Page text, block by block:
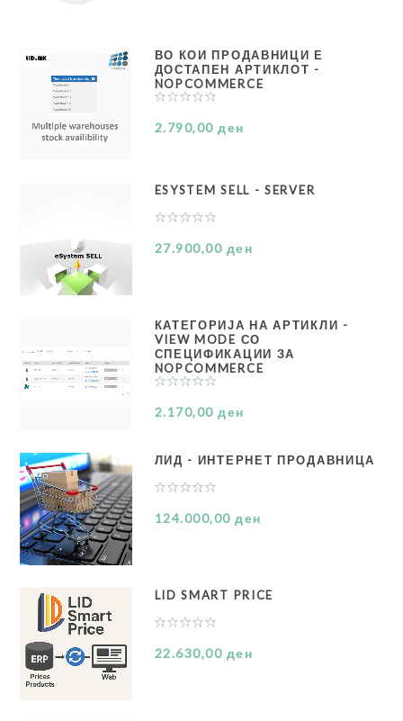
ВО КОИ ПРОДАВНИЦИ Е
ДОСТАПЕН АРТИКЛОТ -
NOPCOMMERCE
2.790,00 ден
ESYSTEM SELL - SERVER
27.900,00 ден
КАТЕГОРИЈА НА АРТИКЛИ -
VIEW MODE СО
СПЕЦИФИКАЦИИ ЗА
NOPCOMMERCE
2.170,00 ден
ЛИД - ИНТЕРНЕТ ПРОДАВНИЦА
124.000,00 ден
LID SMART PRICE
22.630,00 ден